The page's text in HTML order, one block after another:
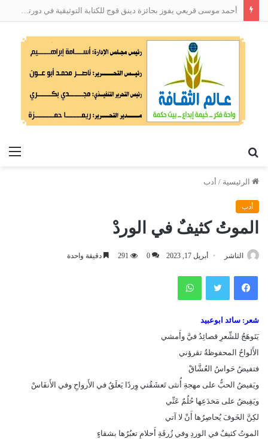
أحمد موسى قريعي يفوز بجائزة دينق قوج للكتابة التوثيقية في دورتها الأولى
الرئيسية / أدب
أدب
الموتُ كثيفٌ في الوردْ
الناشر أبريل 17, 2023 0
291 دقيقة واحدة
فيسبوك تويتر واتساب
شعر: سائد ابوعبيد
يَتَوهَجُ للشِّعرِ قصائِدُ فيَّ وأَمشي
الأَلواحُ المحفوظةُ تقرؤني
فتفيضُ حَواسُ العُشَّاقْ
ويَفيضُ الحبُّ على مهجةِ أُنثى تَعشَقُني وِردًا يَعلَقُ في الأَرواحِ وفي الأَنفَاسْ
ويَفِيضُ على مَخدَعِها حُلُمٌ عَنِّي
لكِنَّ الخَوفَ يُحاصِرُها أَنْ لا آتي
الموتُ كثيفٌ في الوردِ وفي زُرقَةِ أَحلامٍ تعبُرُها بشقاءٍ